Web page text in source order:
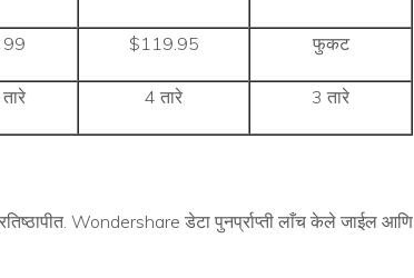
99 $119.95 फुकट
4 तारे 3 तारे
Wondershare डेटा पुनर्प्राप्ती लाँच केले जाईल आणि